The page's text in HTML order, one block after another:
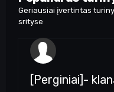
Geriausiai įvertintas
srityse
[Perginiai]-